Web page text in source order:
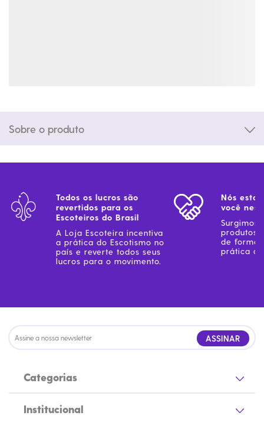
Sobre o produto
Todos os lucros são
revertidos para os
Escoteiros do Brasil
A Loja Escoteira incentiva
a prática do Escotismo no
país e reverte todos seus
lucros para o movimento.
Nós
você
Surgimos
produtos
de forma
prática
ASSINAR
Categorias
Institucional